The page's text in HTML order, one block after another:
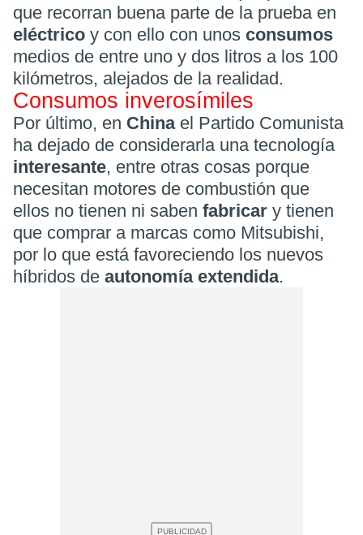
que recorran buena parte de la prueba en
eléctrico y con ello con unos consumos
medios de entre uno y dos litros a los 100
kilómetros, alejados de la realidad.
Consumos inverosímiles
Por último, en China el Partido Comunista
ha dejado de considerarla una tecnología
interesante, entre otras cosas porque
necesitan motores de combustión que
ellos no tienen ni saben fabricar y tienen
que comprar a marcas como Mitsubishi,
por lo que está favoreciendo los nuevos
híbridos de autonomía extendida.